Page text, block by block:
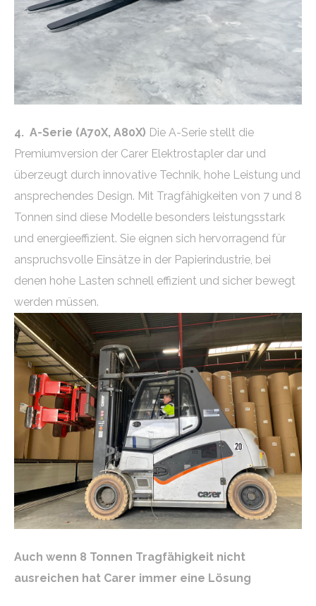
4. A-Serie (A70X, A80X) Die A-Serie stellt die
Premiumversion der Carer Elektrostapler dar und
überzeugt durch innovative Technik, hohe Leistung und
ansprechendes Design. Mit Tragfähigkeiten von 7 und 8
Tonnen sind diese Modelle besonders leistungsstark
und energieeffizient. Sie eignen sich hervorragend für
anspruchsvolle Einsätze in der Papierindustrie, bei
denen hohe Lasten schnell effizient und sicher bewegt
werden müssen.
Auch wenn 8 Tonnen Tragfähigkeit nicht
ausreichen hat Carer immer eine Lösung